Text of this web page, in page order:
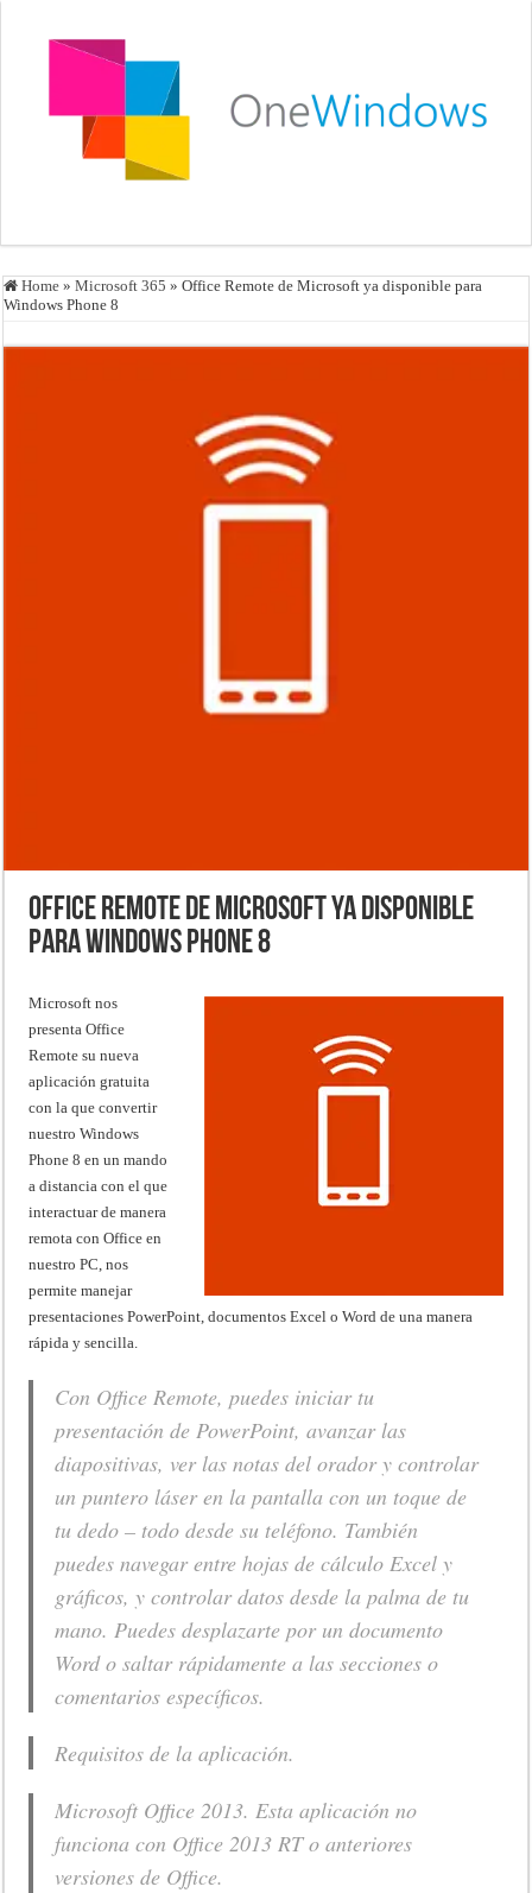
Home » Microsoft 365 » Office Remote de Microsoft ya disponible para
Windows Phone 8
Office Remote de Microsoft ya disponible
para Windows Phone 8
Microsoft nos
presenta Office
Remote su nueva
aplicación gratuita
con la que convertir
nuestro Windows
Phone 8 en un mando
a distancia con el que
interactuar de manera
remota con Office en
nuestro PC, nos
permite manejar
presentaciones PowerPoint, documentos Excel o Word de una manera
rápida y sencilla.
Con Office Remote, puedes iniciar tu
presentación de PowerPoint, avanzar las
diapositivas, ver las notas del orador y controlar
un puntero láser en la pantalla con un toque de
tu dedo – todo desde su teléfono. También
puedes navegar entre hojas de cálculo Excel y
gráficos, y controlar datos desde la palma de tu
mano. Puedes desplazarte por un documento
Word o saltar rápidamente a las secciones o
comentarios específicos.
Requisitos de la aplicación.
Microsoft Office 2013. Esta aplicación no
funciona con Office 2013 RT o anteriores
versiones de Office.